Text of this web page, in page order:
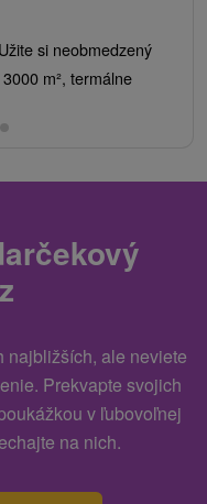
si neobmedzený
m², termálne
najbližších, ale neviete
Prekvapte svojich
v ľubovoľnej
na nich.